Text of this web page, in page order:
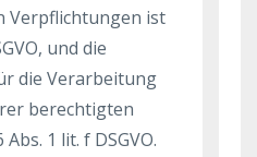
Verpflichtungen ist
und die
die Verarbeitung
berechtigten
1 lit. f DSGVO.